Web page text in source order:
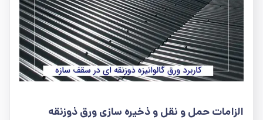
الزامات حمل و نقل و ذخیره سازی ورق ذوزنقه